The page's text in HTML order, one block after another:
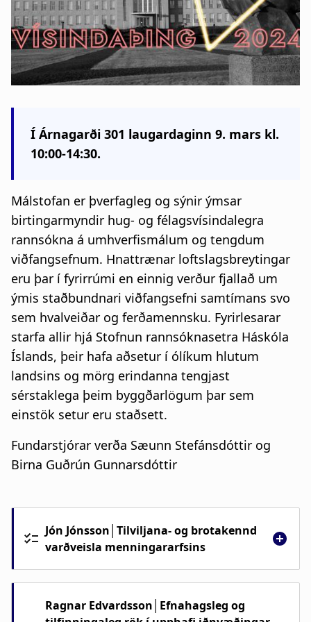
a
t
i
o
Í Árnagarði 301 laugardaginn 9. mars kl.
10:00-14:30.
Málstofan er þverfagleg og sýnir ýmsar
birtingarmyndir hug- og félagsvísindalegra
rannsókna á umhverfismálum og tengdum
viðfangsefnum. Hnattrænar loftslagsbreytingar
eru þar í fyrirrúmi en einnig verður fjallað um
ýmis staðbundnari viðfangsefni samtímans svo
sem hvalveiðar og ferðamennsku. Fyrirlesarar
starfa allir hjá Stofnun rannsóknasetra Háskóla
Íslands, þeir hafa aðsetur í ólíkum hlutum
landsins og mörg erindanna tengjast
sérstaklega þeim byggðarlögum þar sem
einstök setur eru staðsett.
Fundarstjórar verða Sæunn Stefánsdóttir og
Birna Guðrún Gunnarsdóttir
Jón Jónsson│Tilviljana- og brotakennd
varðveisla menningararfsins
Í erindinu verður fjallað um tilviljunakennda
varðveislu fróðleiks og upplýsinga um áhrif
Ragnar Edvardsson│Efnahagsleg og